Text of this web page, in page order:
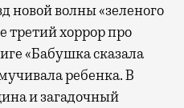
новой волны «зеленого
хоррор про
«Бабушка сказала
ребенка. В
и загадочный